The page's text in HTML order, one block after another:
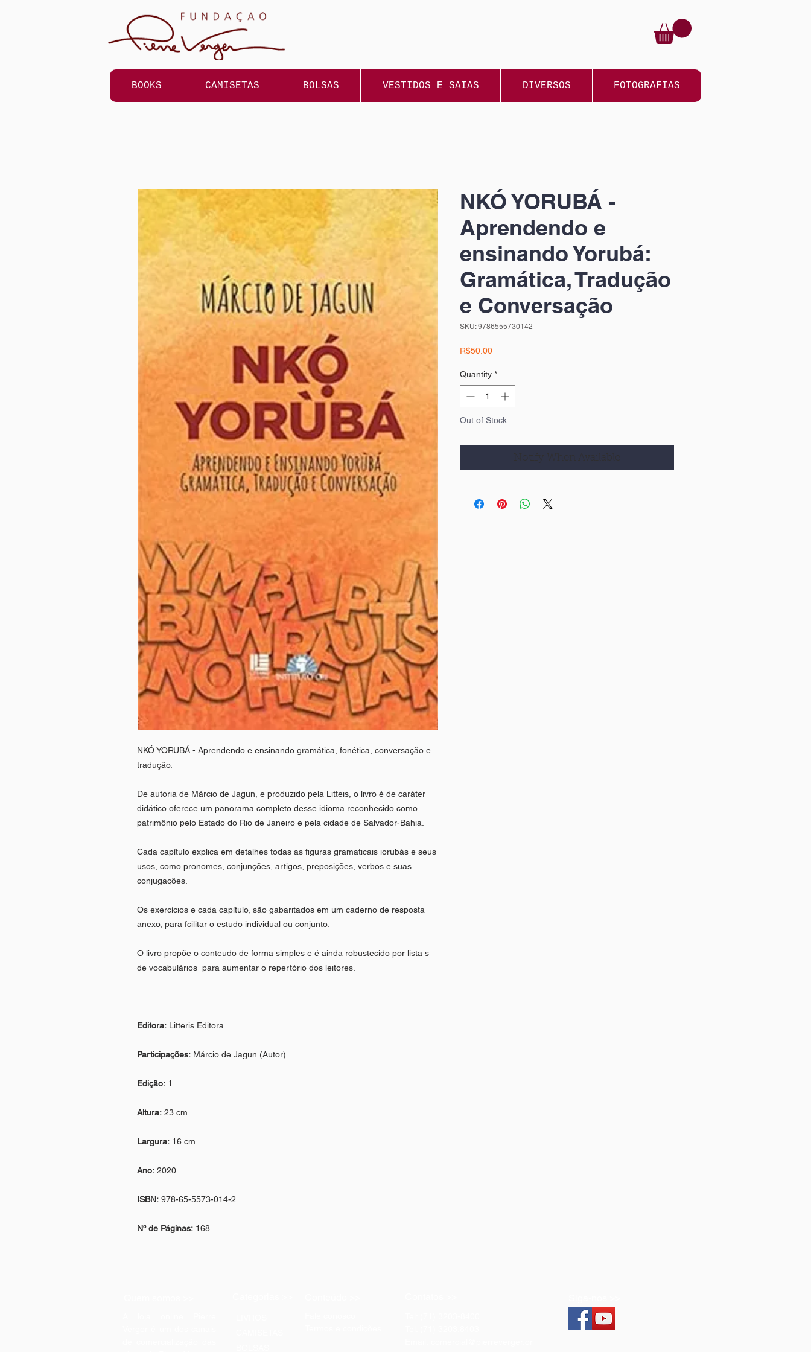
NKÓ YORUBÁ - Aprendendo e ensinando gramática, fonética, conversação e
tradução.
De autoria de Márcio de Jagun, e produzido pela Litteis, o livro é de caráter
didático oferece um panorama completo desse idioma reconhecido como
patrimônio pelo Estado do Rio de Janeiro e pela cidade de Salvador-Bahia.
Cada capítulo explica em detalhes todas as figuras gramaticais iorubás e seus
usos, como pronomes, conjunções, artigos, preposições, verbos e suas
conjugações.
Os exercícios e cada capítulo, são gabaritados em um caderno de resposta
anexo, para fcilitar o estudo individual ou conjunto.
O livro propõe o conteudo de forma simples e é ainda robustecido por lista s
de vocabulários para aumentar o repertório dos leitores.
Editora: Litteris Editora
Participações: Márcio de Jagun (Autor)
Edição: 1
Altura: 23 cm
Largura: 16 cm
Ano: 2020
ISBN: 978-65-5573-014-2
Nº de Páginas: 168
NKÓ YORUBÁ -
Aprendendo e
ensinando Yorubá:
Gramática, Tradução
e Conversação
SKU: 9786555730142
R$50.00Price
Quantity *
Out of Stock
Notify When Available
BOOKS CAMISETAS BOLSAS VESTIDOS E SAIAS DIVERSOS FOTOGRAFIAS